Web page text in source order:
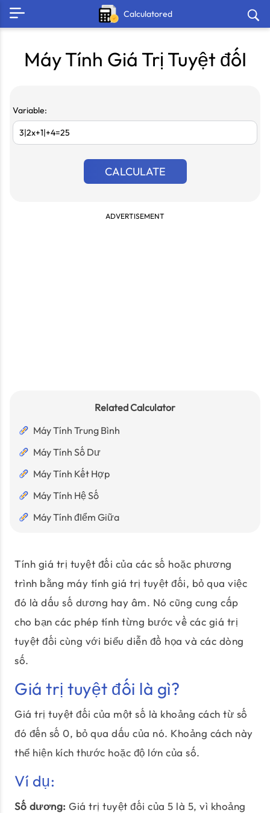
Calculatored
Máy Tính Giá Trị Tuyệt đốI
Variable:
CALCULATE
ADVERTISEMENT
Related Calculator
Máy Tính Trung Bình
Máy Tính Số Dư
Máy Tính Kết Hợp
Máy Tính Hệ Số
Máy Tính đIểm Giữa
Tính giá trị tuyệt đối của các số hoặc phương
trình bằng máy tính giá trị tuyệt đối, bỏ qua việc
đó là dấu số dương hay âm. Nó cũng cung cấp
cho bạn các phép tính từng bước về các giá trị
tuyệt đối cùng với biểu diễn đồ họa và các dòng
số.
Giá trị tuyệt đối là gì?
Giá trị tuyệt đối của một số là khoảng cách từ số
đó đến số 0, bỏ qua dấu của nó. Khoảng cách này
thể hiện kích thước hoặc độ lớn của số.
Ví dụ:
Số dương: Giá trị tuyệt đối của 5 là 5, vì khoảng